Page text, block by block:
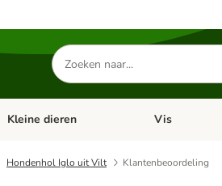
Zoeken
naar
producten
Open categorie menu: Apotheek
Kleine dieren Open categorie
Vis
Hondenhol Iglo uit Vilt Klantenbeoordeling